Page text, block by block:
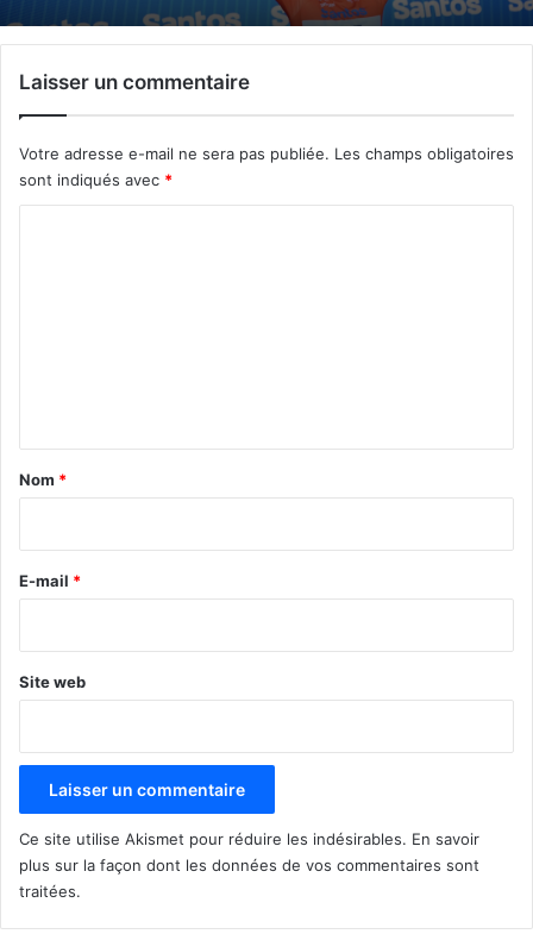
Laisser un commentaire
Votre adresse e-mail ne sera pas publiée. Les champs obligatoires
sont indiqués avec *
a
e
Nom *
E-mail *
Site web
Ce site utilise Akismet pour réduire les indésirables. En savoir
plus sur la façon dont les données de vos commentaires sont
traitées.